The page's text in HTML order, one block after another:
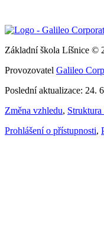
Základní škola Líšnice ©
Provozovatel Galileo
Poslední aktualizace: 24.
Změna vzhledu, Struktura
Prohlášení o přístupnosti,